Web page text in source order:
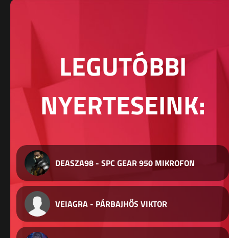
LEGUTÓBBI
NYERTESEINK:
DEASZA98 - SPC GEAR 950 MIKROFON
VEIAGRA - PÁRBAJHŐS VIKTOR